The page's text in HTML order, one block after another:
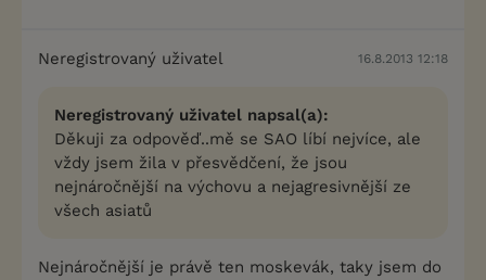
Neregistrovaný uživatel 16.8.2013 12:18
Neregistrovaný uživatel napsal(a):
Děkuji za odpověď..mě se SAO líbí nejvíce, ale
vždy jsem žila v přesvědčení, že jsou
nejnáročnější na výchovu a nejagresivnější ze
všech asiatů
Nejnáročnější je právě ten moskevák, taky jsem do